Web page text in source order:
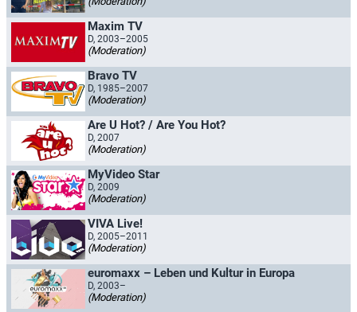
Maxim TV
D, 2003–2005
(Moderation)
Bravo TV
D, 1985–2007
(Moderation)
Are U Hot? / Are You Hot?
D, 2007
(Moderation)
MyVideo Star
D, 2009
(Moderation)
VIVA Live!
D, 2005–2011
(Moderation)
euromaxx – Leben und Kultur in Europa
D, 2003–
(Moderation)